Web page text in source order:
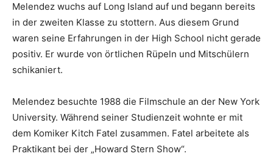
Melendez wuchs auf Long Island auf und begann bereits
in der zweiten Klasse zu stottern. Aus diesem Grund
waren seine Erfahrungen in der High School nicht gerade
positiv. Er wurde von örtlichen Rüpeln und Mitschülern
schikaniert.
Melendez besuchte 1988 die Filmschule an der New York
University. Während seiner Studienzeit wohnte er mit
dem Komiker Kitch Fatel zusammen. Fatel arbeitete als
Praktikant bei der „Howard Stern Show“.